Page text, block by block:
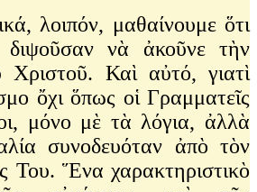
λοιπόν, μαθαίνουμε ὅτι
νὰ ἀκοῦνε τὴν
Χριστοῦ. Καὶ αὐτό, γιατὶ
ὄχι ὅπως οἱ Γραμματεῖς
μόνο μὲ τὰ λόγια, ἀλλὰ
συνοδευόταν ἀπὸ τὸν
Του. Ἕνα χαρακτηριστικὸ